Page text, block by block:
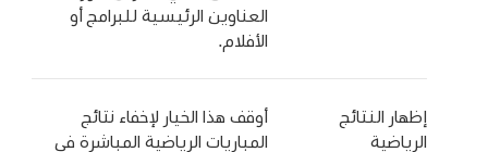
العناوين الرئيسية للبرامج أو
الأفلام.
إظهار النتائج
الرياضية
أوقف هذا الخيار لإخفاء نتائج
المباريات الرياضية المباشرة في